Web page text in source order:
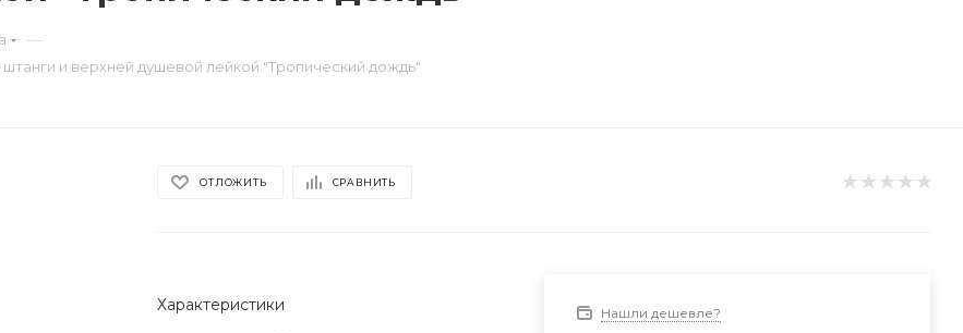
—
и верхней душевой лейкой "Тропический дождь"
ОТЛОЖИТЬ СРАВНИТЬ
Характеристики Нашли дешевле?